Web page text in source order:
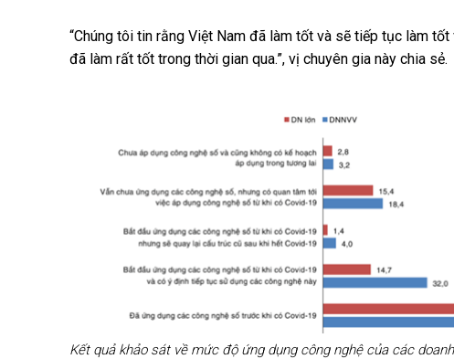
“Chúng tôi tin rằng Việt Nam đã làm tốt và sẽ tiếp tục làm
đã làm rất tốt trong thời gian qua.”, vị chuyên gia này chia sẻ.
Kết quả khảo sát về mức độ ứng dụng công nghệ của các